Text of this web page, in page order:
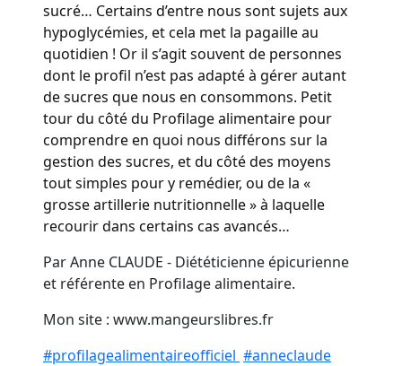
sucré… Certains d’entre nous sont sujets aux
hypoglycémies, et cela met la pagaille au
quotidien ! Or il s’agit souvent de personnes
dont le profil n’est pas adapté à gérer autant
de sucres que nous en consommons. Petit
tour du côté du Profilage alimentaire pour
comprendre en quoi nous différons sur la
gestion des sucres, et du côté des moyens
tout simples pour y remédier, ou de la «
grosse artillerie nutritionnelle » à laquelle
recourir dans certains cas avancés…
Par Anne CLAUDE - Diététicienne épicurienne
et référente en Profilage alimentaire.
Mon site : www.mangeurslibres.fr
#profilagealimentaireofficiel #anneclaude